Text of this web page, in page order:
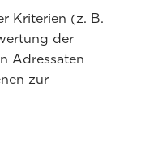
Kriterien (z. B.
der
Adressaten
zur